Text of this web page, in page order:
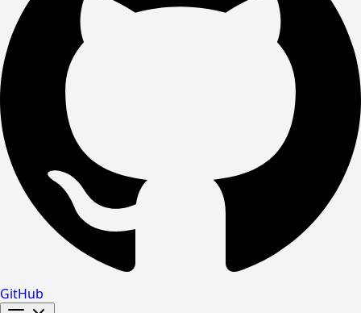
GitHub